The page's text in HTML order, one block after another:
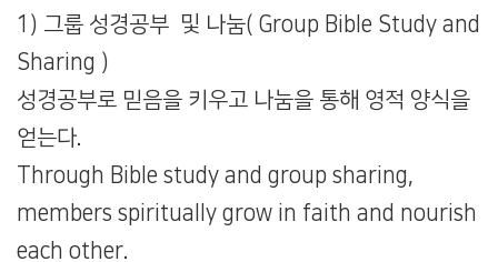
1) 그룹 성경공부 및 나눔( Group Bible Study and
Sharing )
성경공부로 믿음을 키우고 나눔을 통해 영적 양식을
얻는다.
Through Bible study and group sharing,
members spiritually grow in faith and nourish
each other.